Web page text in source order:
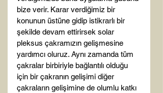
bize verir. Karar verdiğimiz bir
konunun üstüne gidip istikrarlı bir
şekilde devam ettirirsek solar
pleksus çakramızın gelişmesine
yardımcı oluruz. Aynı zamanda tüm
çakralar birbiriyle bağlantılı olduğu
için bir çakranın gelişimi diğer
çakraların gelişimine de olumlu katkı